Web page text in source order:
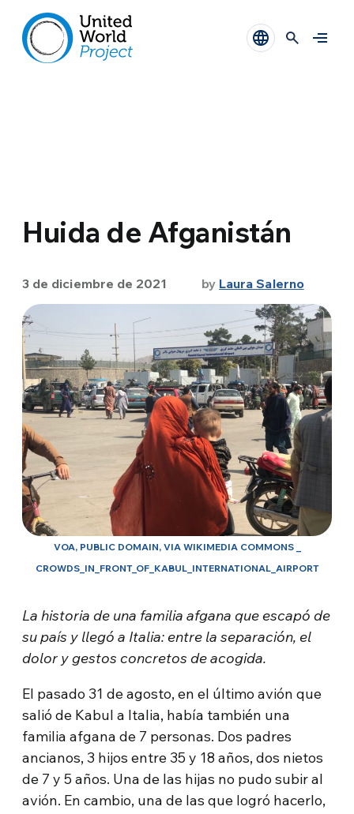
Huida de Afganistán
3 de diciembre de 2021 by Laura Salerno
VOA, PUBLIC DOMAIN, VIA WIKIMEDIA COMMONS _
CROWDS_IN_FRONT_OF_KABUL_INTERNATIONAL_AIRPORT
La historia de una familia afgana que escapó de
su país y llegó a Italia: entre la separación, el
dolor y gestos concretos de acogida.
El pasado 31 de agosto, en el último avión que
salió de Kabul a Italia, había también una
familia afgana de 7 personas. Dos padres
ancianos, 3 hijos entre 35 y 18 años, dos nietos
de 7 y 5 años. Una de las hijas no pudo subir al
avión. En cambio, una de las que logró hacerlo,